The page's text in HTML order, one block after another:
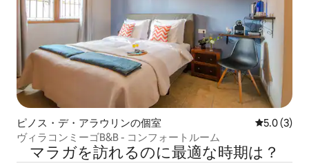
ピノス・デ・アラウリンの個室 レビュー3
5.0 (3)
ヴィラコンミーゴB&B - コンフォートルーム
マラガを訪⁠れ⁠るの⁠に最⁠適⁠な時⁠期⁠は⁠？